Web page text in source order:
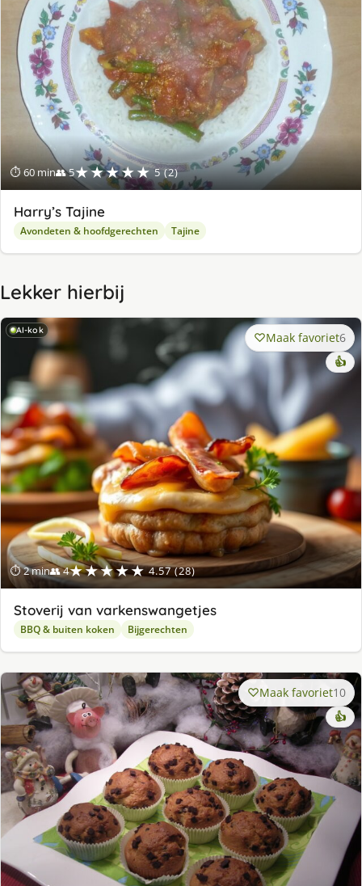
⏱ 60 min👥 5★★★★★ 5 (2)
Harry’s Tajine
Avondeten & hoofdgerechten Tajine
Lekker hierbij
AI-kok
⏱ 2 min👥 4★★★★★ 4.57 (28)
Maak favoriet6
👍
Stoverij van varkenswangetjes
BBQ & buiten koken Bijgerechten
Maak favoriet10
👍